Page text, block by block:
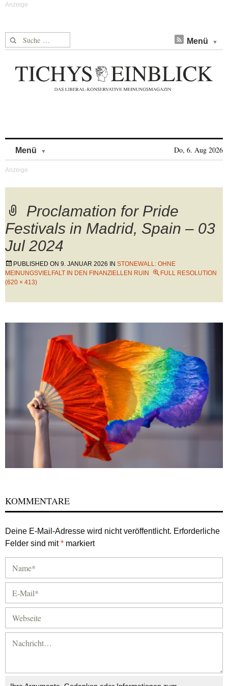
Suche nach: Menü
Menü Do, 6. Aug 2026
Proclamation for Pride
Festivals in Madrid, Spain – 03
Jul 2024
PUBLISHED ON 9. JANUAR 2026 IN STONEWALL: OHNE
MEINUNGSVIELFALT IN DEN FINANZIELLEN RUIN
FULL RESOLUTION
(620 × 413)
KOMMENTARE
Deine E-Mail-Adresse wird nicht veröffentlicht. Erforderliche
Felder sind mit* markiert